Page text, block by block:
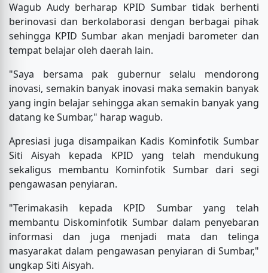
Wagub Audy berharap KPID Sumbar tidak berhenti
berinovasi dan berkolaborasi dengan berbagai pihak
sehingga KPID Sumbar akan menjadi barometer dan
tempat belajar oleh daerah lain.
"Saya bersama pak gubernur selalu mendorong
inovasi, semakin banyak inovasi maka semakin banyak
yang ingin belajar sehingga akan semakin banyak yang
datang ke Sumbar," harap wagub.
Apresiasi juga disampaikan Kadis Kominfotik Sumbar
Siti Aisyah kepada KPID yang telah mendukung
sekaligus membantu Kominfotik Sumbar dari segi
pengawasan penyiaran.
"Terimakasih kepada KPID Sumbar yang telah
membantu Diskominfotik Sumbar dalam penyebaran
informasi dan juga menjadi mata dan telinga
masyarakat dalam pengawasan penyiaran di Sumbar,"
ungkap Siti Aisyah.